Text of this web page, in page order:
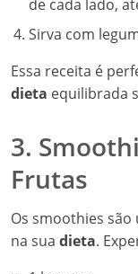
de cada lado,
Sirva com
Essa receita é
dieta equilibrada
3.
Frutas
Os smoothies
na sua dieta.